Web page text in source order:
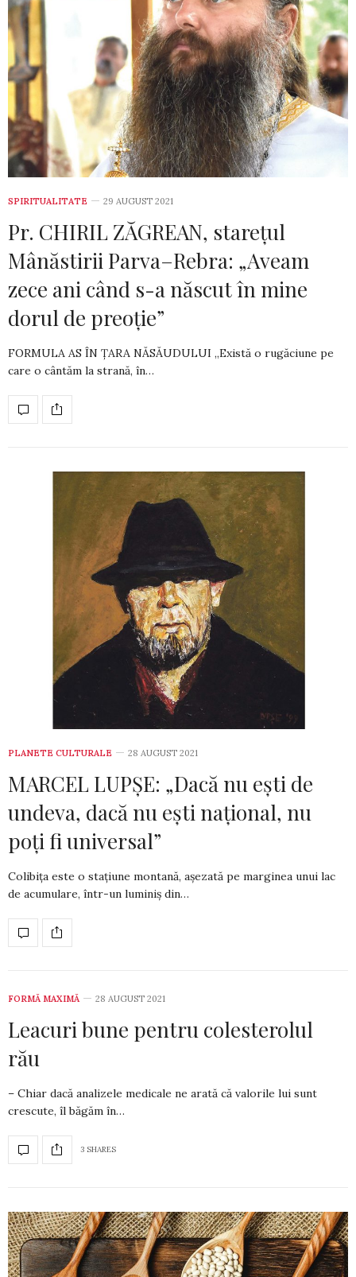
SPIRITUALITATE 29 AUGUST 2021
Pr. CHIRIL ZĂGREAN, starețul
Mânăstirii Parva–Rebra: „Aveam
zece ani când s-a născut în mine
dorul de preoție”
FORMULA AS ÎN ȚARA NĂSĂUDULUI „Există o rugăciune pe
care o cântăm la strană, în…
PLANETE CULTURALE 28 AUGUST 2021
MARCEL LUPȘE: „Dacă nu ești de
undeva, dacă nu ești național, nu
poți fi universal”
Colibița este o stațiune montană, așezată pe marginea unui lac
de acumulare, în­tr-un luminiș din…
FORMĂ MAXIMĂ 28 AUGUST 2021
Leacuri bune pentru colesterolul
rău
– Chiar dacă analizele medicale ne arată că valorile lui sunt
crescute, îl băgăm în…
3 SHARES